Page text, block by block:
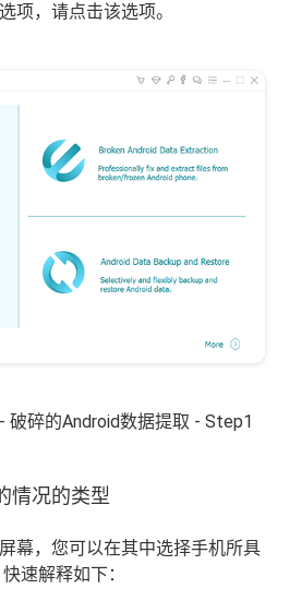
项，请点击该选项。
破碎的Android数据提取 - Step1
情况的类型
幕，您可以在其中选择手机所具
速解释如下：